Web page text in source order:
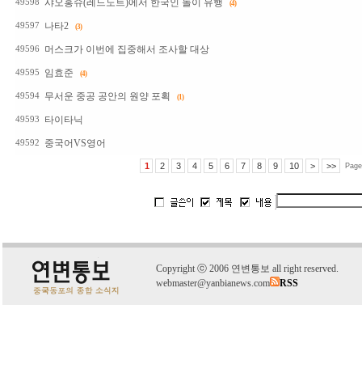
49598 샤오홍슈(레드노트)에서 한국인 놀이 유행 (4)
49597 나타2 (3)
49596 머스크가 이번에 집중해서 조사할 대상
49595 임효준 (4)
49594 무서운 중공 공안의 원양 포획 (1)
49593 타이타닉
49592 중국어VS영어
1 2 3 4 5 6 7 8 9 10 > >>
Copyright ⓒ 2006 연변통보 all right reserved.
webmaster@yanbianews.com
RSS